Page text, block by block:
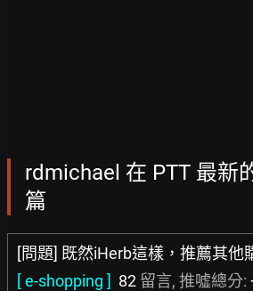
rdmichael 在 PTT 最新
篇
[問題] 既然iHerb這樣，推薦其他
[ e-shopping ] 82 留言, 推噓總分: